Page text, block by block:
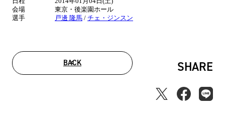
会場
東京・後楽園ホール
選手
戸邊 隆馬 / チェ・ジンスン
BACK SHARE